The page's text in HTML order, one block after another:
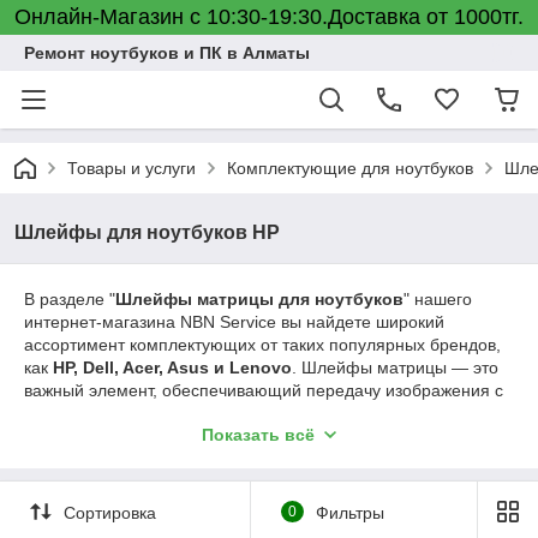
Онлайн-Магазин с 10:30-19:30.Доставка от 1000тг.
Ремонт ноутбуков и ПК в Алматы
Товары и услуги Комплектующие для ноутбуков
Шлейфы для ноутбуков HP
В разделе "Шлейфы матрицы для ноутбуков" нашего
интернет-магазина NBN Service вы найдете широкий
ассортимент комплектующих от таких популярных брендов,
как HP, Dell, Acer, Asus и Lenovo . Шлейфы матрицы — это
важный элемент, обеспечивающий передачу изображения с
стабильность работы вашего ноутбука.
специфические шлейфы для ультрабуков и ноутбуков с
Показать всё
Сортировка 0 Фильтры